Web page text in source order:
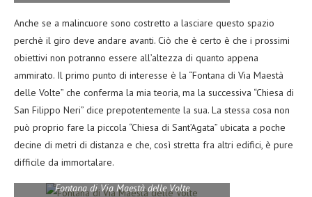
Anche se a malincuore sono costretto a lasciare questo spazio
perchè il giro deve andare avanti. Ciò che è certo è che i prossimi
obiettivi non potranno essere all’altezza di quanto appena
ammirato. Il primo punto di interesse è la “Fontana di Via Maestà
delle Volte” che conferma la mia teoria, ma la successiva “Chiesa di
San Filippo Neri” dice prepotentemente la sua. La stessa cosa non
può proprio fare la piccola “Chiesa di Sant’Agata” ubicata a poche
decine di metri di distanza e che, così stretta fra altri edifici, è pure
difficile da immortalare.
Fontana di Via Maestà delle Volte